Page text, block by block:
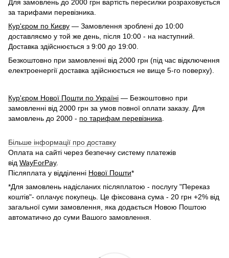
Для замовлень до 2000 грн вартість пересилки розраховується
за тарифами перевізника.
Кур'єром по Києву — Замовлення зроблені до 10:00
доставляємо у той же день, після 10:00 - на наступний.
Доставка здійснюється з 9:00 до 19:00.
Безкоштовно при замовленні від 2000 грн (під час відключення
електроенергії доставка здійснюється не вище 5-го поверху).
Кур'єром Нової Пошти по Україні — Безкоштовно при
замовленні від 2000 грн за умов повної оплати заказу. Для
замовлень до 2000 - по тарифам перевізника
Більше інформації про доставку
Оплата на сайті через безпечну систему платежів
від WayForPay.
Післяплата у відділенні Нової Пошти*
*Для замовлень надісланих післяплатою - послугу "Переказ
коштів"- оплачує покупець. Це фіксована сума - 20 грн +2% від
загальної суми замовлення, яка додається Новою Поштою
автоматично до суми Вашого замовлення.